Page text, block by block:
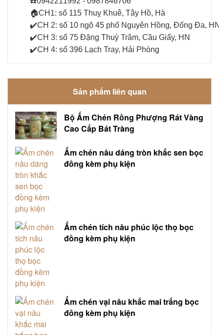
🏠CH1: số 115 Thuỵ Khuê, Tây Hồ, Hà
✔️CH 2: số 10 ngõ 45 phố Nguyên Hồng, Đống Đa,
✔️CH 3: số 75 Đặng Thuỳ Trâm, Cầu Giấy, HN
✔️CH 4: số 396 Lạch Tray, Hải Phòng
Sản phẩm liên quan
Bộ Ấm Chén Rồng Phượng Rát Vàng
Cao Cấp Bát Tràng
Ấm chén nâu dáng tròn khắc sen bọc
đồng kèm phụ kiện
Ấm chén tích nâu phúc lộc thọ bọc
đồng kèm phụ kiện
Ấm chén vại nâu khắc mai trắng bọc
đồng kèm phụ kiện